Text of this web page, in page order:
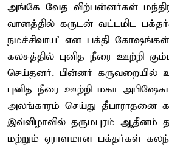
அங்கே வேத விற்பன்னர்கள்
வானத்தில் கருடன் வட்டமிட
நமச்சிவாய’ என பக்தி கோஷங்கள்
கலசத்தில் புனித நீரை ஊற்றி
செய்தனர். பின்னர் கருவறையில்
புனித நீரை ஊற்றி மகா
அலங்காரம் செய்து தீபாராதனை
இவ்விழாவில் தருமபுரம் ஆதீனம்
மற்றும் ஏராளமான பக்தர்கள்